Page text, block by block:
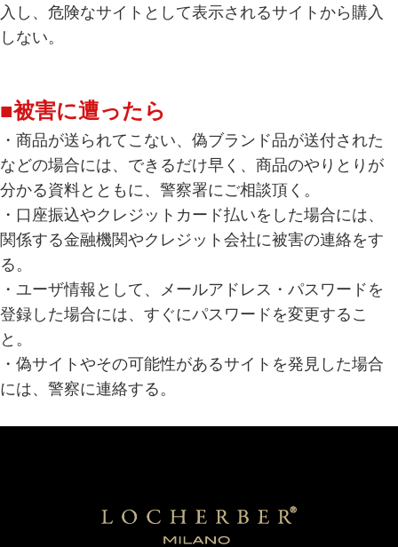
入し、危険なサイトとして表示されるサイトから購入
しない。
■被害に遭ったら
・商品が送られてこない、偽ブランド品が送付された
などの場合には、できるだけ早く、商品のやりとりが
分かる資料とともに、警察署にご相談頂く。
・口座振込やクレジットカード払いをした場合には、
関係する金融機関やクレジット会社に被害の連絡をす
る。
・ユーザ情報として、メールアドレス・パスワードを
登録した場合には、すぐにパスワードを変更するこ
と。
・偽サイトやその可能性があるサイトを発見した場合
には、警察に連絡する。